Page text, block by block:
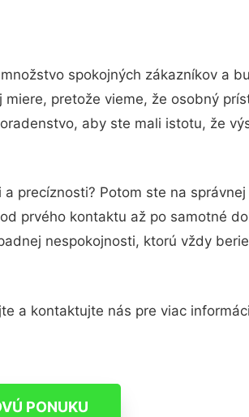
spokojných zákazníkov a
pretože vieme, že osobný
aby ste mali istotu, že
precíznosti? Potom ste na
prvého kontaktu až po samotné
nespokojnosti, ktorú vždy
a kontaktujte nás pre viac
PONUKU